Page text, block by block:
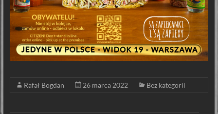
Rafał Bogdan 26 marca 2022 Bez kategorii